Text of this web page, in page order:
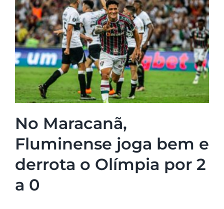
No Maracanã,
Fluminense joga bem e
derrota o Olímpia por 2
a 0